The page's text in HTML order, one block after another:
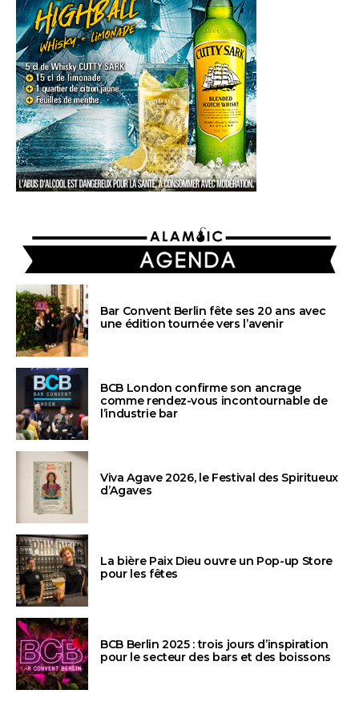
AGENDA
Bar Convent Berlin fête ses 20 ans avec
une édition tournée vers l’avenir
BCB London confirme son ancrage
comme rendez-vous incontournable de
l’industrie bar
Viva Agave 2026, le Festival des Spiritueux
d’Agaves
La bière Paix Dieu ouvre un Pop-up Store
pour les fêtes
BCB Berlin 2025 : trois jours d’inspiration
pour le secteur des bars et des boissons